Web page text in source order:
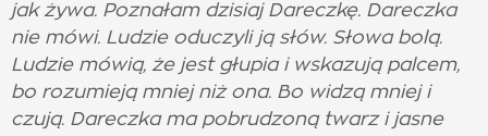
jak żywa. Poznałam dzisiaj Dareczkę. Dareczka
nie mówi. Ludzie oduczyli ją słów. Słowa bolą.
Ludzie mówią, że jest głupia i wskazują palcem,
bo rozumieją mniej niż ona. Bo widzą mniej i
czują. Dareczka ma pobrudzoną twarz i jasne